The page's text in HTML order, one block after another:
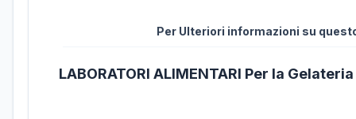
Per Ulteriori informazioni su
LABORATORI ALIMENTARI Per la Gelateria